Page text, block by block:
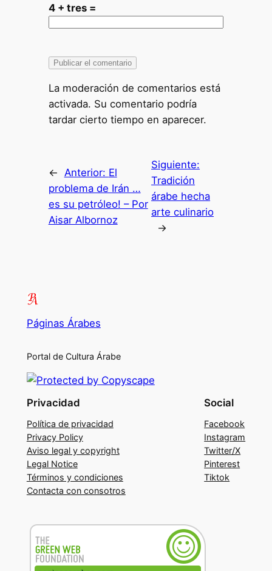
4 + tres =
La moderación de comentarios está
activada. Su comentario podría
tardar cierto tiempo en aparecer.
← Anterior: El
problema de Irán …
es su petróleo! – Por
Aisar Albornoz
Siguiente:
Tradición
árabe hecha
arte culinario
→
Páginas Árabes
Portal de Cultura Árabe
Privacidad
Política de privacidad
Privacy Policy
Aviso legal y copyright
Legal Notice
Términos y condiciones
Contacta con consotros
Social
Facebook
Instagram
Twitter/X
Pinterest
Tiktok